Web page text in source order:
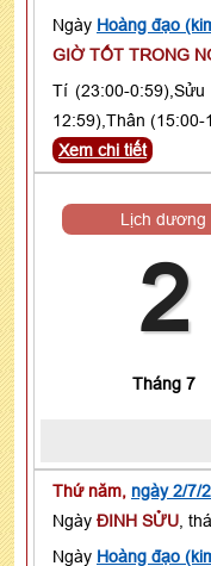
Ngày Hoàng đạo
GIỜ TỐT TRONG
Tí (23:00-0:59),Sửu
12:59),Thân
Xem chi tiết
Lịch dương
2
Tháng 7
Thứ năm, ngày 2/7/
Ngày ĐINH SỬU ,
Ngày Hoàng đạo